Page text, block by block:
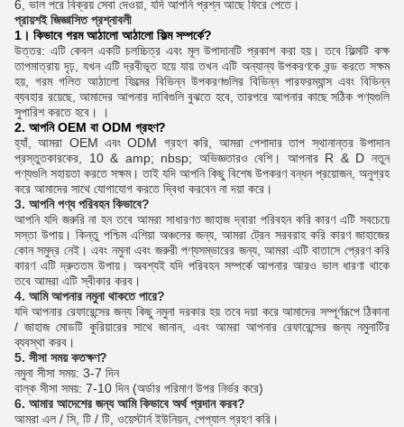
6, ভাল পরে বিক্রয় সেবা দেওয়া, যদি আপনি প্রশ্ন আছে ফিরে পেতে।
প্রায়শই জিজ্ঞাসিত প্রশ্নাবলী
1। কিভাবে গরম আঠালো আঠালো ফিল্ম সম্পর্কে?
উত্তর: এটি কেবল একটি চলচ্চিত্র এবং মূল উপাদানটি প্রকাশ করা হয়। তবে ফিল্মটি কক্ষ
তাপমাত্রায় দৃঢ়, যখন এটি দ্রবীভূত হয়ে যায় তখন এটি অন্যান্য উপকরণকে বন্ড করতে সক্ষম
হয়, গরম গলিত আঠালো ফিল্মের বিভিন্ন উপকরণগুলির বিভিন্ন পারফরম্যান্স এবং বিভিন্ন
ব্যবহার রয়েছে, আমাদের আপনার দাবিগুলি বুঝতে হবে, তারপরে আপনার কাছে সঠিক পণ্যগুলি
সুপারিশ করতে হবে। ।
2. আপনি OEM বা ODM গ্রহণ?
হ্যাঁ, আমরা OEM এবং ODM গ্রহণ করি, আমরা পেশাদার তাপ স্থানান্তর উপাদান
প্রস্তুতকারকের, 10 & amp; nbsp; অভিজ্ঞতারও বেশি। আপনার R & D নতুন
পণ্যগুলি সহায়তা করতে সক্ষম। তাই যদি আপনি কিছু বিশেষ উপকরণ বন্ধন প্রয়োজন, অনুগ্রহ
করে আমাদের সাথে যোগাযোগ করতে দ্বিধা করবেন না দয়া করে।
3. আপনি পণ্য পরিবহন কিভাবে?
আপনি যদি জরুরি না হন তবে আমরা সাধারণত জাহাজ দ্বারা পরিবহন করি কারণ এটি সবচেয়ে
সস্তা উপায়। কিন্তু পশ্চিম এশিয়া অঞ্চলের জন্য, আমরা ট্রেন সরবরাহ করি কারণ জাহাজের
কোন সমুদ্র নেই। এবং নমুনা এবং জরুরী পণ্যসম্ভারের জন্য, আমরা এটি বাতাসে প্রেরণ করি
কারণ এটি দ্রুততম উপায়। অবশ্যই যদি পরিবহন সম্পর্কে আপনার আরও ভাল ধারণা থাকে
তবে আমরা এটি স্বীকার করব।
4. আমি আপনার নমুনা থাকতে পারে?
যদি আপনার রেফারেন্সের জন্য কিছু নমুনা দরকার হয় তবে দয়া করে আমাদের সম্পূর্ণরূপে ঠিকানা
/ জাহাজ মোডটি কুরিয়ারের সাথে জানান, এবং আমরা আপনার রেফারেন্সের জন্য নমুনাটির
ব্যবস্থা করব।
5. সীসা সময় কতক্ষণ?
নমুনা সীসা সময়: 3-7 দিন
বাল্ক সীসা সময়: 7-10 দিন (অর্ডার পরিমাণ উপর নির্ভর করে)
6. আমার আদেশের জন্য আমি কিভাবে অর্থ প্রদান করব?
আমরা এল / সি, টি / টি, ওয়েস্টার্ন ইউনিয়ন, পেপ্যাল ​​গ্রহণ করি।